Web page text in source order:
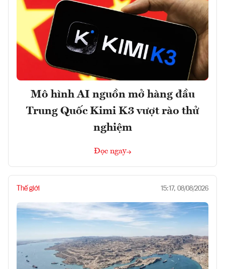
Mô hình AI nguồn mở hàng đầu
Trung Quốc Kimi K3 vượt rào thử
nghiệm
Đọc ngay
Thế giới 15:17, 08/08/2026